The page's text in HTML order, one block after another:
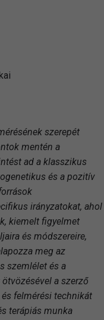
szerepét
mentén a
ad a klasszikus
és a pozitív
irányzatokat, ahol
kiemelt figyelmet
és módszereire,
meg az
szemlélet és a
a szerző
felmérési technikát
terápiás munka